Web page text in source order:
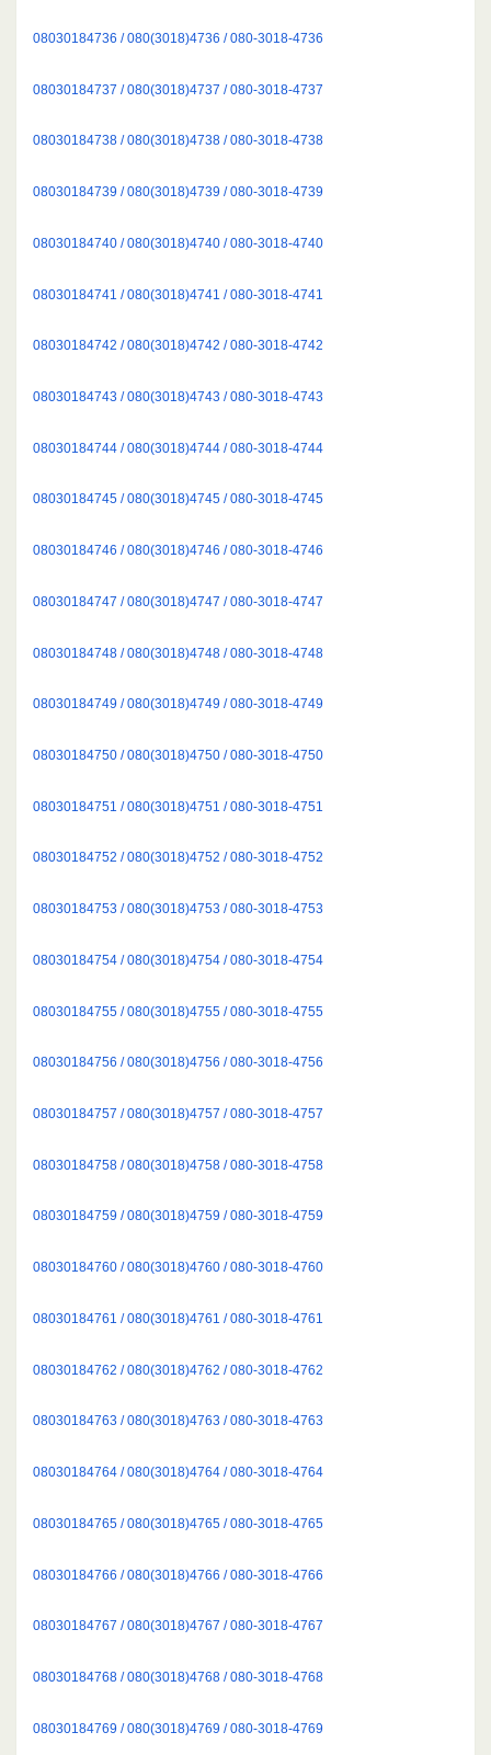
08030184736 / 080(3018)4736 / 080-3018-4736
08030184737 / 080(3018)4737 / 080-3018-4737
08030184738 / 080(3018)4738 / 080-3018-4738
08030184739 / 080(3018)4739 / 080-3018-4739
08030184740 / 080(3018)4740 / 080-3018-4740
08030184741 / 080(3018)4741 / 080-3018-4741
08030184742 / 080(3018)4742 / 080-3018-4742
08030184743 / 080(3018)4743 / 080-3018-4743
08030184744 / 080(3018)4744 / 080-3018-4744
08030184745 / 080(3018)4745 / 080-3018-4745
08030184746 / 080(3018)4746 / 080-3018-4746
08030184747 / 080(3018)4747 / 080-3018-4747
08030184748 / 080(3018)4748 / 080-3018-4748
08030184749 / 080(3018)4749 / 080-3018-4749
08030184750 / 080(3018)4750 / 080-3018-4750
08030184751 / 080(3018)4751 / 080-3018-4751
08030184752 / 080(3018)4752 / 080-3018-4752
08030184753 / 080(3018)4753 / 080-3018-4753
08030184754 / 080(3018)4754 / 080-3018-4754
08030184755 / 080(3018)4755 / 080-3018-4755
08030184756 / 080(3018)4756 / 080-3018-4756
08030184757 / 080(3018)4757 / 080-3018-4757
08030184758 / 080(3018)4758 / 080-3018-4758
08030184759 / 080(3018)4759 / 080-3018-4759
08030184760 / 080(3018)4760 / 080-3018-4760
08030184761 / 080(3018)4761 / 080-3018-4761
08030184762 / 080(3018)4762 / 080-3018-4762
08030184763 / 080(3018)4763 / 080-3018-4763
08030184764 / 080(3018)4764 / 080-3018-4764
08030184765 / 080(3018)4765 / 080-3018-4765
08030184766 / 080(3018)4766 / 080-3018-4766
08030184767 / 080(3018)4767 / 080-3018-4767
08030184768 / 080(3018)4768 / 080-3018-4768
08030184769 / 080(3018)4769 / 080-3018-4769